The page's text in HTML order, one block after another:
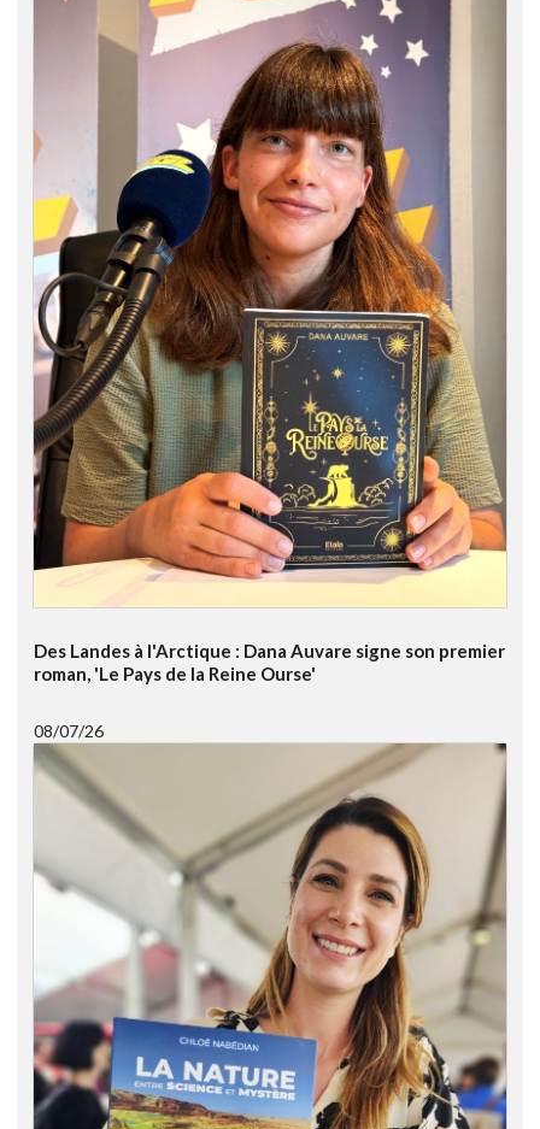
Des Landes à l'Arctique : Dana Auvare signe son premier
roman, 'Le Pays de la Reine Ourse'
08/07/26